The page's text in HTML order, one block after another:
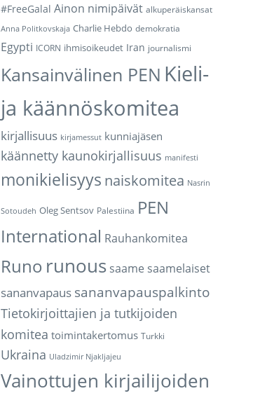
#FreeGalal Ainon nimipäivät alkuperäiskansat
Anna Politkovskaja Charlie Hebdo demokratia
Egypti ICORN ihmisoikeudet Iran journalismi
Kansainvälinen PEN Kieli-
ja käännöskomitea
kirjallisuus kirjamessut kunniajäsen
käännetty kaunokirjallisuus manifesti
monikielisyys naiskomitea Nasrin
Sotoudeh Oleg Sentsov Palestiina PEN
International Rauhankomitea
Runo runous saame saamelaiset
sananvapaus sananvapauspalkinto
Tietokirjoittajien ja tutkijoiden
komitea toimintakertomus Turkki
Ukraina Uladzimir Njakljajeu
Vainottujen kirjailijoiden